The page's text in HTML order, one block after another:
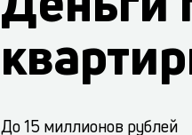
До 15 миллионов рублей